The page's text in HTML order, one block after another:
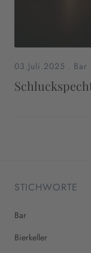
03.Juli.2025 . Bar
STICHWORTE
Bar
Bierkeller